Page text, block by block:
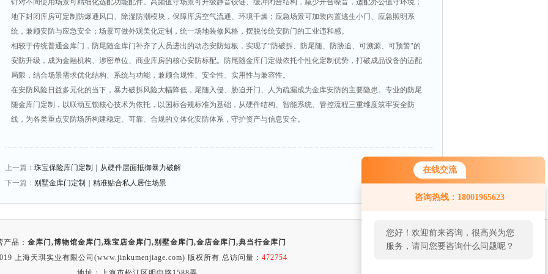
在线交流
咨询热线：18001965623
您好！欢迎前来咨询，很高兴为您
服务，请问您要咨询什么问题呢？
针对不同使用场景可精细化选配功能配件。高频值守场景可升级静音铰链、缓冲闭合结构，减少开合噪音，适配办公值守环境；
地下封闭库房可定制防爆通风口、除湿防潮模块，保障库房空气流通、环境干燥；应急场景可加装内置逃生小门、应急照明系
统，兼顾安防与应急安全；场景可做外观美化定制，统一场地装修风格，摆脱传统安防门的工业违和感。
相较于传统普通金库门，防尾随金库门补齐了人员进出的动态安防短板，实现了“防破拆、防尾随、防胁迫、可溯源、可预警"的
安防升级，成为金融机构、涉密单位、商业库房的核心安防标配。防尾随金库门定做依托个性化定制优势，打破成品设备的适配
局限，结合场景需求优化结构、系统与功能，兼顾合规性、安全性、实用性与兼容性。
在安防风险日益多元化的当下，暴力破拆风险大幅降低，尾随入侵、胁迫开门、人为疏漏成为金库安防的主要隐患。专业的防尾
随金库门定制，以联动互锁核心技术为依托，以国标合规标准为基础，从硬件结构、智能系统、管控流程三重维度筑牢安全防
线，为各类重点安防场所构建稳定、可靠、合规的立体化安防体系，守护资产与信息安全。
上一篇： 珠宝保险库门定制｜从硬件层面抵御暴力破解
下一篇： 别墅金库门定制｜精准贴合私人居住场景
返回
产品： 金库门 ,博物馆金库门 ,珠宝店金库门 ,别墅金库门 ,金店金库门 ,典当行金库门
上海天琪实业有限公司(www.jinkumenjiage.com) 版权所有 总访问量： 472754